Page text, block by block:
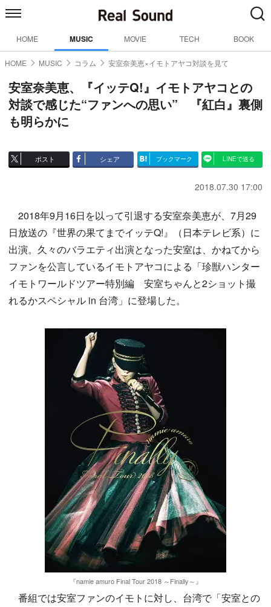
HOME MUSIC MOVIE TECH BOOK
HOME MUSIC コラム 安室奈美恵×イモトアヤコ対談を見て
安室奈美恵、『イッテQ!』イモトアヤコとの
対談で感じた“ファンへの思い” 『紅白』裏側
も明らかに
ポスト シェア ブックマーク LINEで送る
2018.07.30 17:00
2018年9月16日を以って引退する安室奈美恵が、7月29
日放送の『世界の果てまでイッテQ!』（日本テレビ系）に
出演。久々のバラエティ出演となった安室は、かねてから
ファンを公言しているイモトアヤコによる「珍獣ハンター
イモトワールドツアー特別編 安室ちゃんと2ショット撮
れるかスペシャル in 台湾」に登場した。
『namie amuro Final Tour 2018 ～Finally～』
番組では安室ファンのイモトに対し、台湾で「安室との